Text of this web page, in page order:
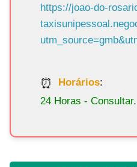
https://joao-do-
Horários:
24 Horas - Consultar.